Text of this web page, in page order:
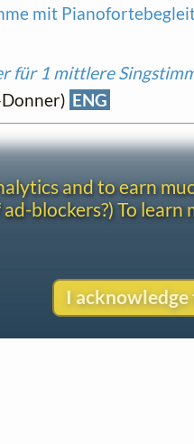
mit
für 1 mittlere
ENG
and to earn
blockers?) To learn
I acknowledge